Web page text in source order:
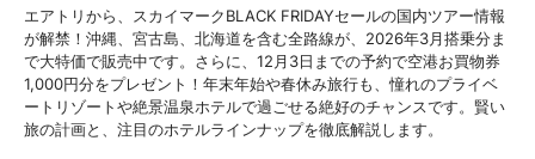
エアトリから、スカイマークBLACK FRIDAYセールの国内ツアー情報
が解禁！沖縄、宮古島、北海道を含む全路線が、2026年3月搭乗分ま
で大特価で販売中です。さらに、12月3日までの予約で空港お買物券
1,000円分をプレゼント！年末年始や春休み旅行も、憧れのプライベ
ートリゾートや絶景温泉ホテルで過ごせる絶好のチャンスです。賢い
旅の計画と、注目のホテルラインナップを徹底解説します。